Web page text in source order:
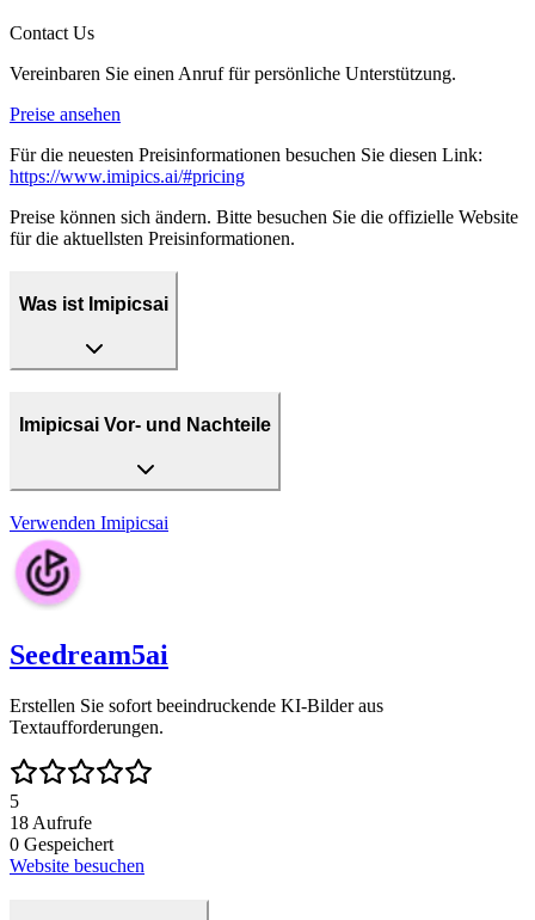
Contact Us
Vereinbaren Sie einen Anruf für persönliche Unterstützung.
Preise ansehen
Für die neuesten Preisinformationen besuchen Sie diesen Link:
https://www.imipics.ai/#pricing
Preise können sich ändern. Bitte besuchen Sie die offizielle Website
für die aktuellsten Preisinformationen.
Was ist Imipicsai
Imipicsai Vor- und Nachteile
Verwenden Imipicsai
Seedream5ai
Erstellen Sie sofort beeindruckende KI-Bilder aus
Textaufforderungen.
5
18 Aufrufe
0 Gespeichert
Website besuchen